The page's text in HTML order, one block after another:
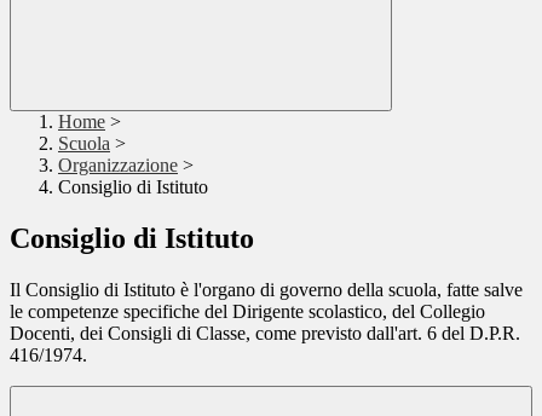
Home >
Scuola >
Organizzazione >
Consiglio di Istituto
Consiglio di Istituto
Il Consiglio di Istituto è l'organo di governo della scuola, fatte salve
le competenze specifiche del Dirigente scolastico, del Collegio
Docenti, dei Consigli di Classe, come previsto dall'art. 6 del D.P.R.
416/1974.